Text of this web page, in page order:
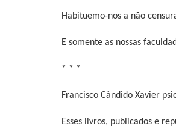
Habituemo-nos a não
E somente as nossas
* * *
Francisco Cândido Xavier
Esses livros, publicados e